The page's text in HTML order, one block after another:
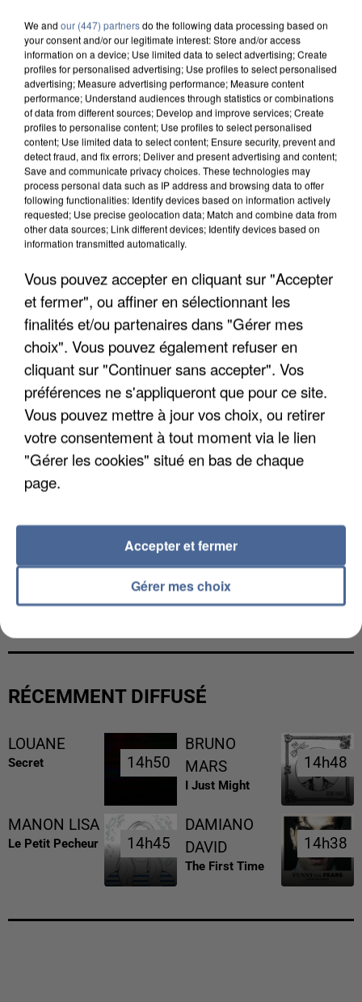
APRÈS TOUTES CES CANICULES, LES REFUGES
DE FAUNE SAUVAGE SONT...
L’UN DES FONDATEURS SUPPOSÉS DE LA DZ
MAFIA INTERPELLÉ EN ALGÉRIE
RÉCEMMENT DIFFUSÉ
LOUANE
Secret 14h50
14h50
BRUNO
MARS
I Just Might
14h48
14h48
MANON LISA
Le Petit Pecheur 14h45
14h45
DAMIANO
DAVID
The First Time
14h38
14h38
We and our (447) partnersdo the following data processing based on
your consent and/or our legitimate interest: Store and/or access
information on a device; Use limited data to select advertising; Create
profiles for personalised advertising; Use profiles to select personalised
advertising; Measure advertising performance; Measure content
performance; Understand audiences through statistics or combinations
of data from different sources; Develop and improve services; Create
profiles to personalise content; Use profiles to select personalised
content; Use limited data to select content; Ensure security, prevent and
detect fraud, and fix errors; Deliver and present advertising and content;
Save and communicate privacy choices. These technologies may
process personal data such as IP address and browsing data to offer
following functionalities: Identify devices based on information actively
requested; Use precise geolocation data; Match and combine data from
other data sources; Link different devices; Identify devices based on
information transmitted automatically.
Vous pouvez accepter en cliquant sur "Accepter
et fermer", ou affiner en sélectionnant les
finalités et/ou partenaires dans "Gérer mes
choix". Vous pouvez également refuser en
cliquant sur "Continuer sans accepter". Vos
préférences ne s'appliqueront que pour ce site.
Vous pouvez mettre à jour vos choix, ou retirer
votre consentement à tout moment via le lien
"Gérer les cookies" situé en bas de chaque
page.
Gérer mes choix
Accepter et fermer